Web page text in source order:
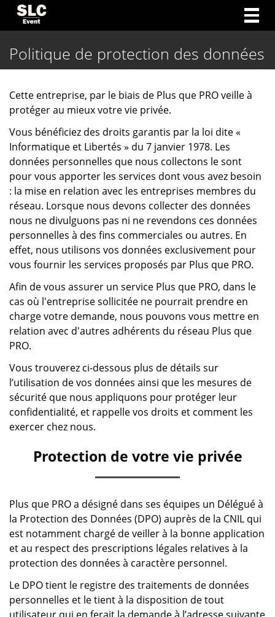
Politique de protection des données
Cette entreprise, par le biais de Plus que PRO veille à
protéger au mieux votre vie privée.
Vous bénéficiez des droits garantis par la loi dite «
Informatique et Libertés » du 7 janvier 1978. Les
données personnelles que nous collectons le sont
pour vous apporter les services dont vous avez besoin
: la mise en relation avec les entreprises membres du
réseau. Lorsque nous devons collecter des données
nous ne divulguons pas ni ne revendons ces données
personnelles à des fins commerciales ou autres. En
effet, nous utilisons vos données exclusivement pour
vous fournir les services proposés par Plus que PRO.
Afin de vous assurer un service Plus que PRO, dans le
cas où l'entreprise sollicitée ne pourrait prendre en
charge votre demande, nous pouvons vous mettre en
relation avec d'autres adhérents du réseau Plus que
PRO.
Vous trouverez ci-dessous plus de détails sur
l’utilisation de vos données ainsi que les mesures de
sécurité que nous appliquons pour protéger leur
confidentialité, et rappelle vos droits et comment les
exercer chez nous.
Protection de votre vie privée
Plus que PRO a désigné dans ses équipes un Délégué à
la Protection des Données (DPO) auprès de la CNIL qui
est notamment chargé de veiller à la bonne application
et au respect des prescriptions légales relatives à la
protection des données à caractère personnel.
Le DPO tient le registre des traitements de données
personnelles et le tient à la disposition de tout